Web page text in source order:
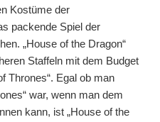
Kostüme der
packende Spiel der
„House of the Dragon“
Staffeln mit dem Budget
Thrones“. Egal ob man
war, wenn man dem
kann, ist „House of the